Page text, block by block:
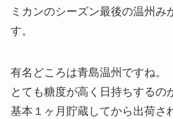
ミカンのシーズン最後の温州み
す。
有名どころは青島温州ですね。
とても糖度が高く日持ちするの
基本１ヶ月貯蔵してから出荷さ